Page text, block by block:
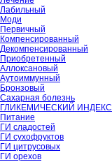
Лабильный
Моди
Первичный
Компенсированный
Декомпенсированный
Приобретенный
Аллоксановый
Аутоиммунный
Бронзовый
Сахарная болезнь
ГЛИКЕМИЧЕСКИЙ ИНДЕКС
Питание
ГИ сладостей
ГИ сухофруктов
ГИ цитрусовых
ГИ орехов